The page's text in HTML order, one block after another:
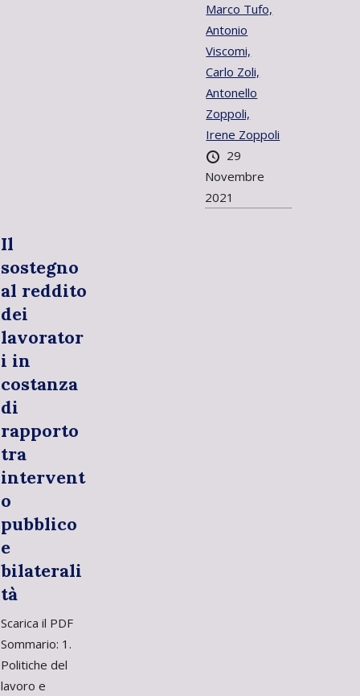
Marco Tufo,
Antonio
Viscomi,
Carlo Zoli,
Antonello
Zoppoli,
Irene Zoppoli
29
Novembre
2021
Il
sostegno
al reddito
dei
lavorator
i in
costanza
di
rapporto
tra
intervent
o
pubblico
e
bilaterali
tà
Scarica il PDF
Sommario: 1.
Politiche del
lavoro e